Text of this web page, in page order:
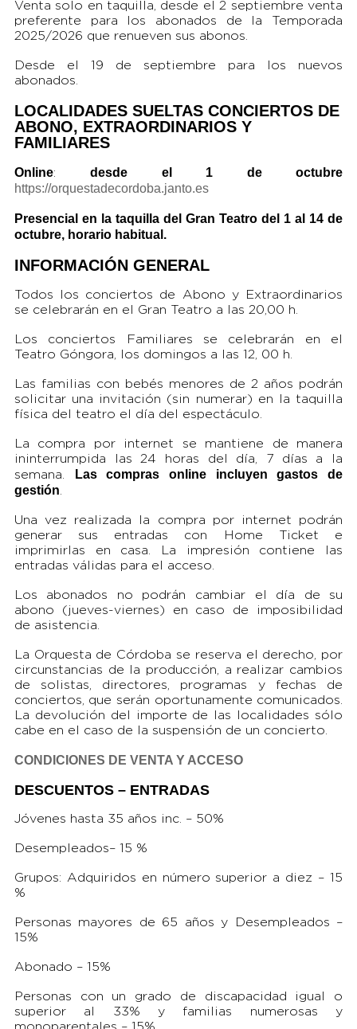
Venta solo en taquilla, desde el 2 septiembre venta
preferente para los abonados de la Temporada
2025/2026 que renueven sus abonos.
Desde el 19 de septiembre para los nuevos
abonados.
LOCALIDADES SUELTAS CONCIERTOS DE
ABONO, EXTRAORDINARIOS Y
FAMILIARES
Online:desde el 1 de octubre
https://orquestadecordoba.janto.es
Presencial en la taquilla del Gran Teatro del 1 al 14 de
octubre, horario habitual.
INFORMACIÓN GENERAL
Todos los conciertos de Abono y Extraordinarios
se celebrarán en el Gran Teatro a las 20,00 h.
Los conciertos Familiares se celebrarán en el
Teatro Góngora, los domingos a las 12, 00 h.
Las familias con bebés menores de 2 años podrán
solicitar una invitación (sin numerar) en la taquilla
física del teatro el día del espectáculo.
La compra por internet se mantiene de manera
ininterrumpida las 24 horas del día, 7 días a la
semana.
Las compras online incluyen gastos de
gestión.
Una vez realizada la compra por internet podrán
generar sus entradas con Home Ticket e
imprimirlas en casa. La impresión contiene las
entradas válidas para el acceso.
Los abonados no podrán cambiar el día de su
abono (jueves-viernes) en caso de imposibilidad
de asistencia.
La Orquesta de Córdoba se reserva el derecho, por
circunstancias de la producción, a realizar cambios
de solistas, directores, programas y fechas de
conciertos, que serán oportunamente comunicados.
La devolución del importe de las localidades sólo
cabe en el caso de la suspensión de un concierto.
CONDICIONES DE VENTA Y ACCESO
DESCUENTOS – ENTRADAS
Jóvenes hasta 35 años inc. – 50%
Desempleados– 15 %
Grupos: Adquiridos en número superior a diez – 15
%
Personas mayores de 65 años y Desempleados –
15%
Abonado – 15%
Personas con un grado de discapacidad igual o
superior al 33% y familias numerosas y